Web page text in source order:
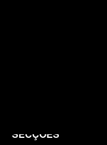
SECÇÕES